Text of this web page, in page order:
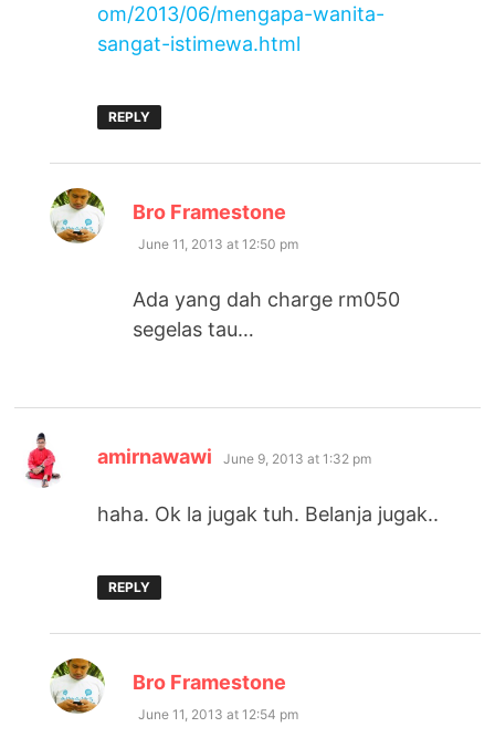
om/2013/06/mengapa-wanita-
sangat-istimewa.html
REPLY
Bro Framestone
June 11, 2013 at 12:50 pm
Ada yang dah charge rm050
segelas tau…
amirnawawi says:
June 9, 2013 at 1:32 pm
haha. Ok la jugak tuh. Belanja jugak..
REPLY
Bro Framestone
June 11, 2013 at 12:54 pm